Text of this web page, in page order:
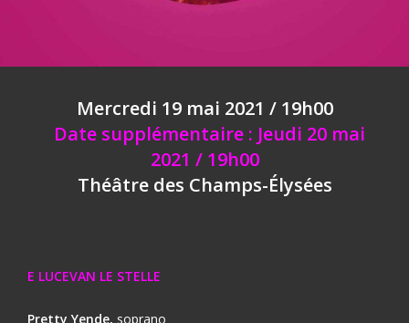
Mercredi 19 mai 2021 / 19h00
Date supplémentaire : Jeudi 20 mai
2021 / 19h00
Théâtre des Champs-Élysées
E LUCEVAN LE STELLE
Pretty Yende, soprano